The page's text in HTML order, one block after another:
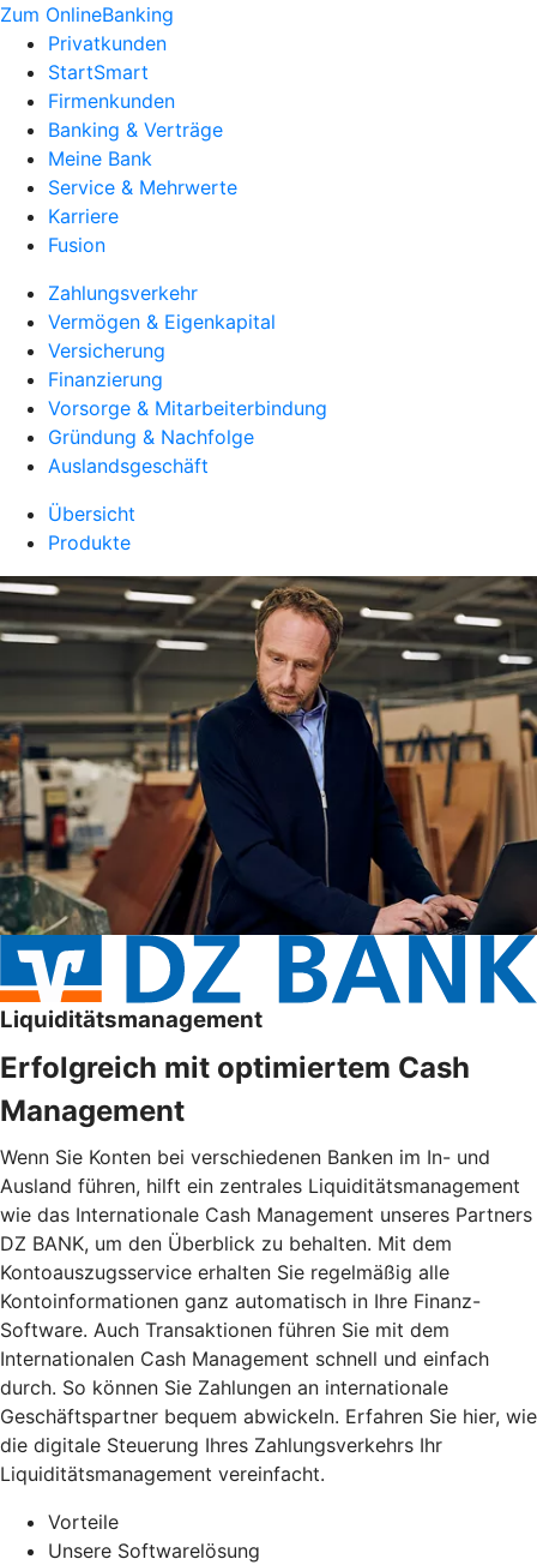
Zum OnlineBanking
Privatkunden
StartSmart
Firmenkunden
Banking & Verträge
Meine Bank
Service & Mehrwerte
Karriere
Fusion
Zahlungsverkehr
Vermögen & Eigenkapital
Versicherung
Finanzierung
Vorsorge & Mitarbeiterbindung
Gründung & Nachfolge
Auslandsgeschäft
Übersicht
Produkte
Liquiditätsmanagement
Erfolgreich mit optimiertem Cash
Management
Wenn Sie Konten bei verschiedenen Banken im In- und
Ausland führen, hilft ein zentrales Liquiditätsmanagement
wie das Internationale Cash Management unseres Partners
DZ BANK, um den Überblick zu behalten. Mit dem
Kontoauszugsservice erhalten Sie regelmäßig alle
Kontoinformationen ganz automatisch in Ihre Finanz-
Software. Auch Transaktionen führen Sie mit dem
Internationalen Cash Management schnell und einfach
durch. So können Sie Zahlungen an internationale
Geschäftspartner bequem abwickeln. Erfahren Sie hier, wie
die digitale Steuerung Ihres Zahlungsverkehrs Ihr
Liquiditätsmanagement vereinfacht.
Vorteile
Unsere Softwarelösung